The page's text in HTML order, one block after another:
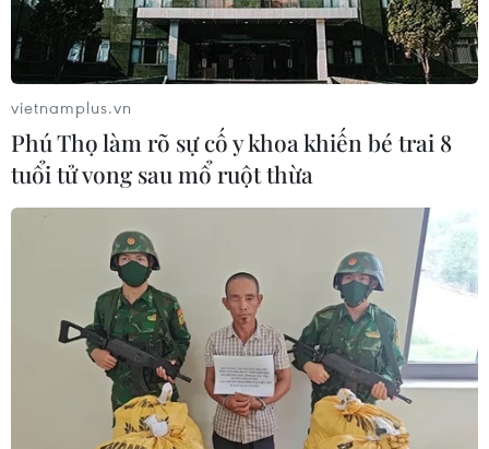
TIN CÙNG CHUYÊN MỤC
Xe tải va chạm xe máy tại Đắk Lắk
làm hai người thương vong
08/08/2026 14:58
hai dự án giao thông trọng điểm
Nam Thủ đô
08/08/2026 08:52
Đề xuất hơn 65.500 tỷ đồng đầu tư
Dự án đường cao tốc nối Lai Châu-
vietnamplus.vn
Phú Thọ làm rõ sự cố y khoa khiến bé trai 8
tuổi tử vong sau mổ ruột thừa